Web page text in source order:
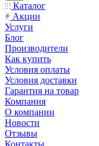
Каталог
Акции
Услуги
Блог
Производители
Как купить
Условия оплаты
Условия доставки
Гарантия на товар
Компания
О компании
Новости
Отзывы
Контакты